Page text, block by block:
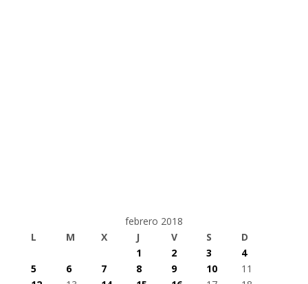
febrero 2018
L
M X J V S
D
1
2 3
4
5
6 7 8 9 10
11